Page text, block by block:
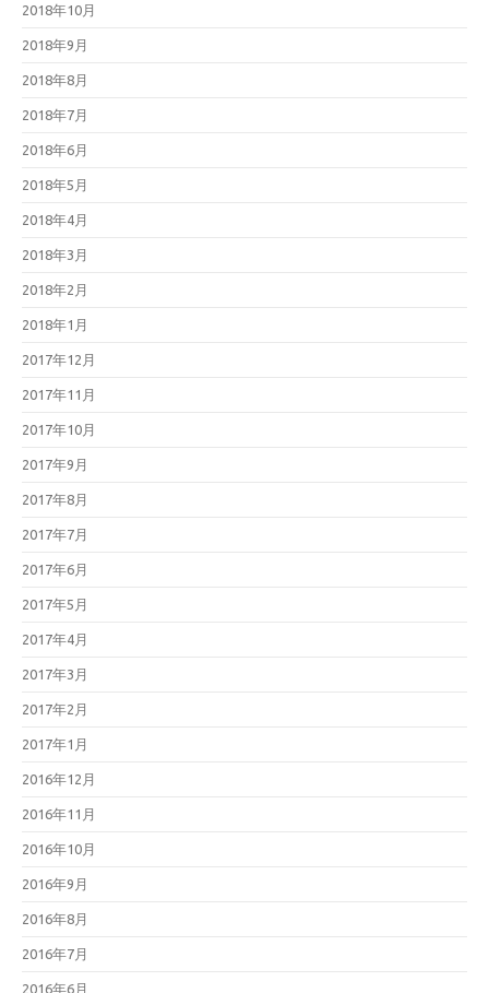
2018年10月
2018年9月
2018年8月
2018年7月
2018年6月
2018年5月
2018年4月
2018年3月
2018年2月
2018年1月
2017年12月
2017年11月
2017年10月
2017年9月
2017年8月
2017年7月
2017年6月
2017年5月
2017年4月
2017年3月
2017年2月
2017年1月
2016年12月
2016年11月
2016年10月
2016年9月
2016年8月
2016年7月
2016年6月